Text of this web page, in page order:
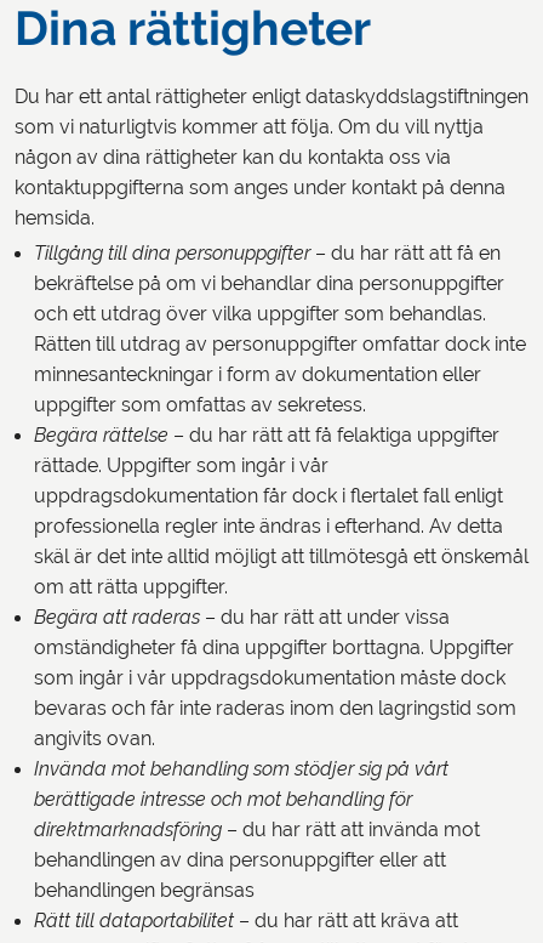
Dina rättigheter
Du har ett antal rättigheter enligt dataskyddslagstiftningen
som vi naturligtvis kommer att följa. Om du vill nyttja
någon av dina rättigheter kan du kontakta oss via
kontaktuppgifterna som anges under kontakt på denna
hemsida.
Tillgång till dina personuppgifter – du har rätt att få en
bekräftelse på om vi behandlar dina personuppgifter
och ett utdrag över vilka uppgifter som behandlas.
Rätten till utdrag av personuppgifter omfattar dock inte
minnesanteckningar i form av dokumentation eller
uppgifter som omfattas av sekretess.
Begära rättelse – du har rätt att få felaktiga uppgifter
rättade. Uppgifter som ingår i vår
uppdragsdokumentation får dock i flertalet fall enligt
professionella regler inte ändras i efterhand. Av detta
skäl är det inte alltid möjligt att tillmötesgå ett önskemål
om att rätta uppgifter.
Begära att raderas – du har rätt att under vissa
omständigheter få dina uppgifter borttagna. Uppgifter
som ingår i vår uppdragsdokumentation måste dock
bevaras och får inte raderas inom den lagringstid som
angivits ovan.
Invända mot behandling som stödjer sig på vårt
berättigade intresse och mot behandling för
direktmarknadsföring – du har rätt att invända mot
behandlingen av dina personuppgifter eller att
behandlingen begränsas
Rätt till dataportabilitet – du har rätt att kräva att